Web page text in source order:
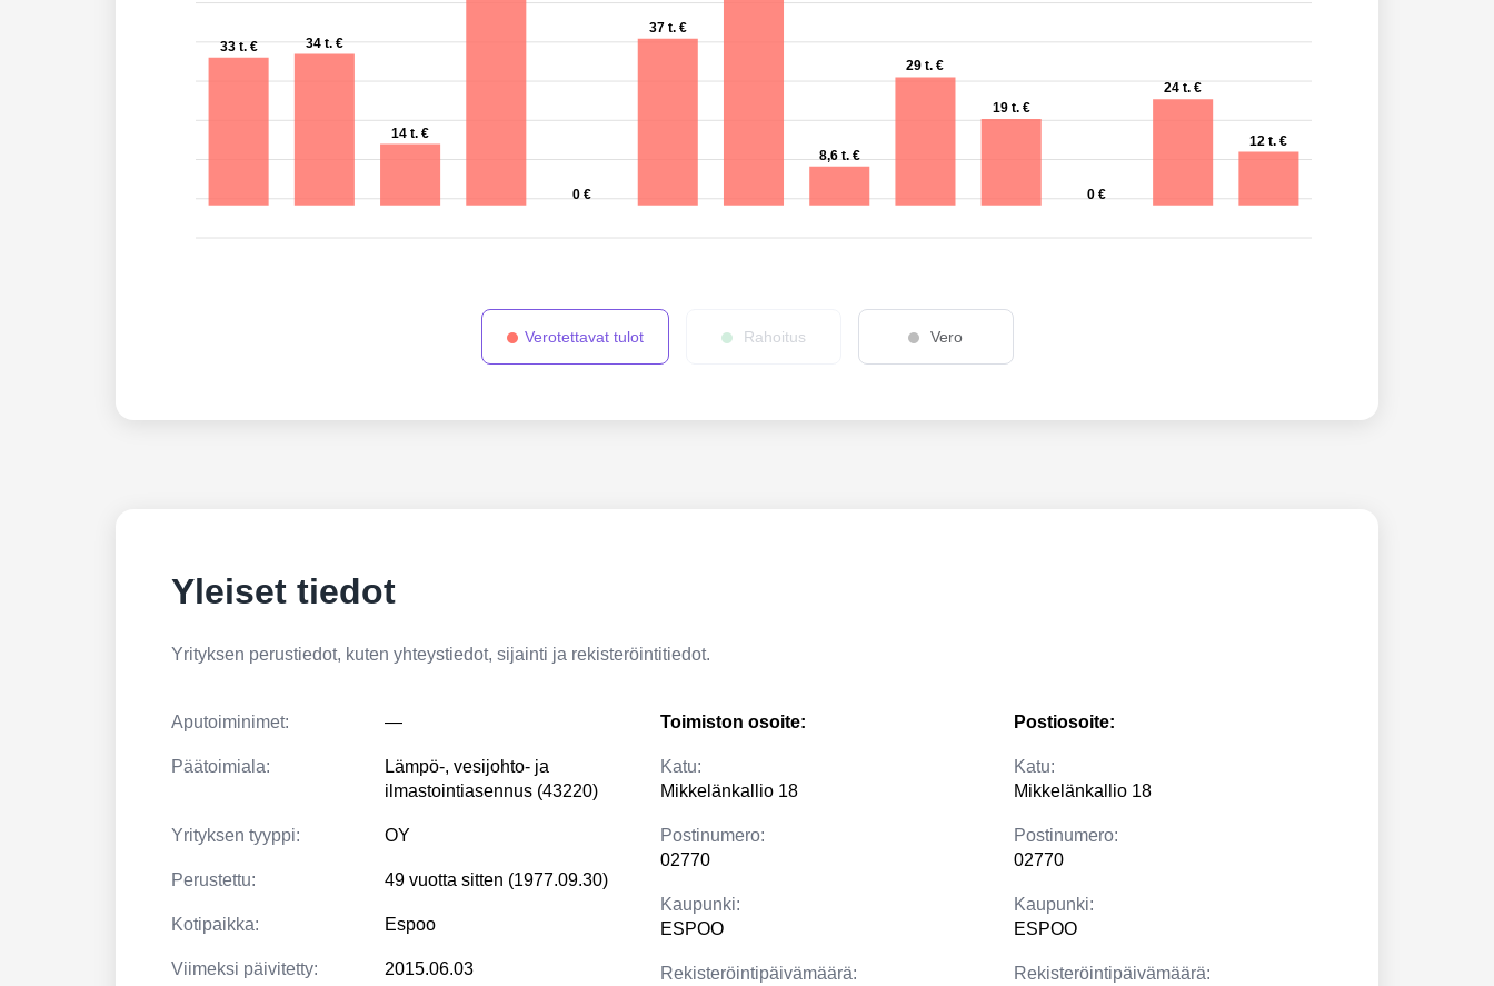
33 t. € 34 t. €
14 t. €
0 €
37 t. €
8,6 t. €
29 t. €
19 t. €
0 €
24 t. €
12 t. €
Verotettavat tulot Rahoitus Vero
Yleiset tiedot
Yrityksen perustiedot, kuten yhteystiedot, sijainti ja rekisteröintitiedot.
Aputoiminimet: —
Päätoimiala:
Lämpö-, vesijohto- ja
ilmastointiasennus (43220)
Yrityksen tyyppi: OY
Perustettu: 49 vuotta sitten (1977.09.30)
Kotipaikka: Espoo
Viimeksi päivitetty: 2015.06.03
Toimiston osoite:
Katu:
Mikkelänkallio 18
Postinumero:
02770
Kaupunki:
ESPOO
Rekisteröintipäivämäärä:
Postiosoite:
Katu:
Mikkelänkallio 18
Postinumero:
02770
Kaupunki:
ESPOO
Rekisteröintipäivämäärä: